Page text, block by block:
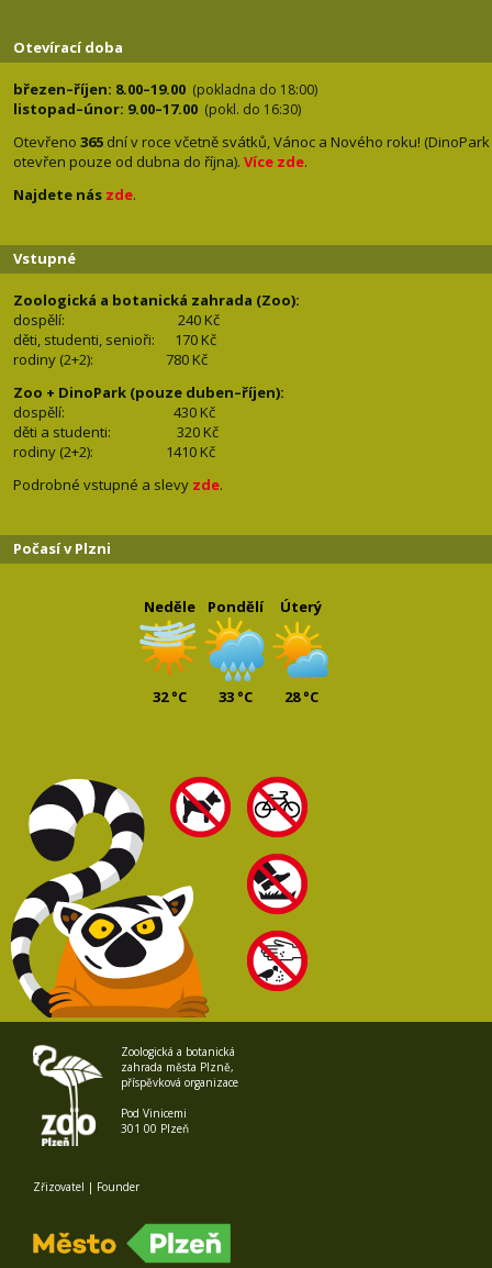
Otevírací doba
březen–říjen: 8.00–19.00 (pokladna do 18:00)
listopad–únor: 9.00–17.00 (pokl. do 16:30)
Otevřeno 365 dní v roce včetně svátků, Vánoc a Nového roku! (DinoPark
otevřen pouze od dubna do října). Více zde.
Najdete nás zde.
Vstupné
Zoologická a botanická zahrada (Zoo):
dospělí:
240 Kč
děti, studenti, senioři: 170 Kč
rodiny (2+2): 780 Kč
Zoo + DinoPark (pouze duben–říjen):
dospělí: 430 Kč
děti a studenti: 320 Kč
rodiny (2+2): 1410 Kč
Podrobné vstupné a slevy zde.
Počasí v Plzni
Neděle
32 °C
Pondělí
33 °C
Úterý
28 °C
Zoologická a botanická
zahrada města Plzně,
příspěvková organizace
Pod Vinicemi
301 00 Plzeň
Zřizovatel | Founder